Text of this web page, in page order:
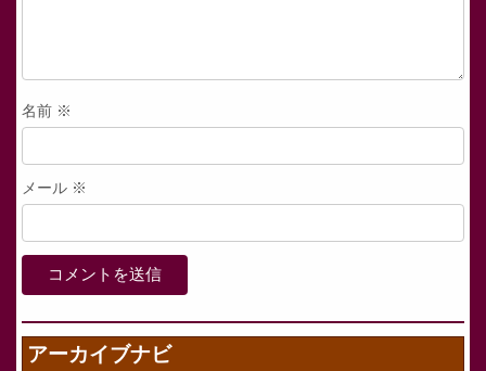
名前 ※
メール ※
アーカイブナビ